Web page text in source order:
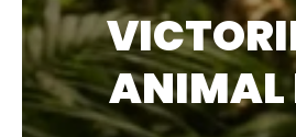
ANIMAL